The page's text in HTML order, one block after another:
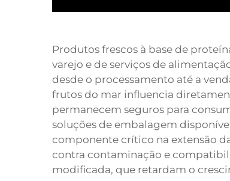
Produtos frescos à base de
varejo e de serviços de
desde o processamento até a
frutos do mar influencia
permanecem seguros para
soluções de embalagem
componente crítico na extensão
contra contaminação e
modificada, que retardam o